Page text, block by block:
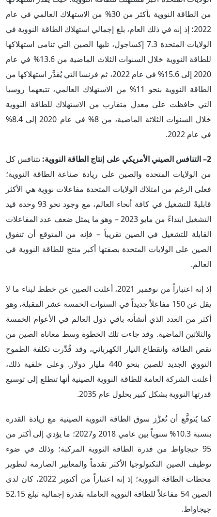
من الطاقة النووية بأكثر من 30% من الاستهلاك العالمي في عام
2022؛ إذ إنه في ذلك العام، بلغ إجمالي استهلاك الطاقة النووية في
الولايات المتحدة 7.3 إكساجول، تليها الصين التي تنامى استهلاكها
للطاقة النووية خلال السنوات الثلاث الماضية من 13.6% في عام
2020 إلى 15.6% في عام 2022، ثم فرنسا التي يُقدَّر استهلاكها من
الطاقة النووية بنحو 11% من الاستهلاك العالمي، تتبعهما روسيا
التي حافظت على معدل متقارب من الاستهلاك للطاقة النووية
خلال السنوات الثلاثة الماضية، من 8% في عام 2020 إلى 8.4%
في عام 2022.
2– التنافس الصيني الأمريكي على إنتاج الطاقة النووية:
تتنافس كل
من الولايات المتحدة والصين على ريادة صناعة الطاقة النووية؛
فعلى الرغم من امتلاك الولايات المتحدة مفاعلات نووية هي الأكثر
قابليةً للتشغيل في كافة أنحاء العالم، مع وجود نحو 93 وحدة قيد
التشغيل ابتداءً من مايو 2023 – وهو ما يمثل ضعف عدد المفاعلات
القابلة للتشغيل في الصين تقريباً – فإنه من المتوقع أن تتفوق
الصين على الولايات المتحدة بصفتها أكبر منتج للطاقة النووية في
العالم.
إذ إنه اعتباراً من نوفمبر 2021، أعلنت الصين عن خطط لبناء ما لا
يقل عن 150 مفاعلاً جديداً في السنوات الخمسة عشر المقبلة، وهو
أكثر من العدد الذي أنشأته باقي دول العالم في الأعوام الخمسة
والثلاثين الماضية. وقد جاءت تلك الخطوة وسط معاناة الصين من
نقص الطاقة وانقطاع التيار الكهربائي، وقد قُدِّرت تكلفة الطموح
النووي الجديد للصين بنحو 440 مليار دولار. وعلى خلفية ذلك،
أعلنت الشركة العامة للطاقة النووية الصينية أنها تتطلع إلى توسيع
قدرتها النووية بشكل كبير بحلول عام 2035.
كما يُتوقَّع أن تُعزَّز سوق الطاقة النووية الصينية مع زيادة القدرة
بنسبة 10.3% سنوياً بين عامي 2018 و2027؛ ما يؤدي إلى أكثر من
95 جيجاواط من قدرة الطاقة النووية المركبة؛ وذلك في ضوء
توظيف الصين التكنولوجيا الأكثر تقدماً والمعايير الصارمة لتطوير
محطات الطاقة النووية؛ إذ إنه اعتباراً من أكتوبر 2022، كان لدى
الصين 54 مفاعلاً للطاقة النووية العاملة بقدرة إجمالية تبلغ 52.15
جيجاواط.